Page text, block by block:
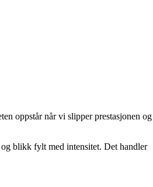
oppstår når vi slipper prestasjonen og
blikk fylt med intensitet. Det handler